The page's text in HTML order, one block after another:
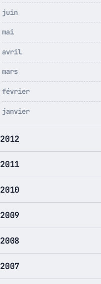
juin
mai
avril
mars
février
janvier
2012
2011
2010
2009
2008
2007